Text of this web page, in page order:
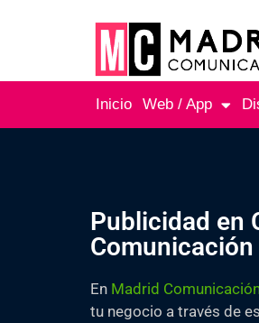
Inicio Web / App
Publicidad en
Comunicación
En Madrid
tu negocio a través de